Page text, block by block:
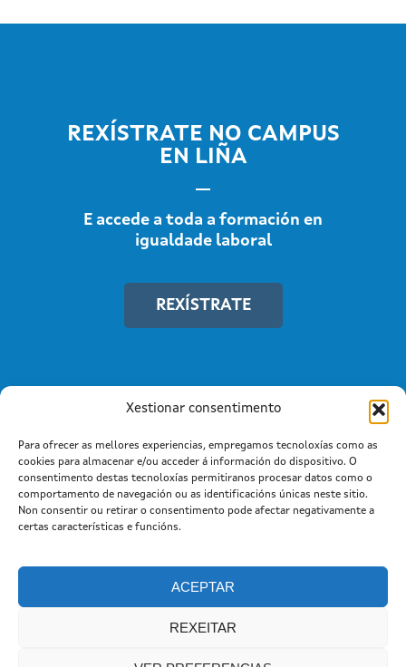
Xestionar consentimento
Para ofrecer as mellores experiencias, empregamos tecnoloxías como as
cookies para almacenar e/ou acceder á información do dispositivo. O
consentimento destas tecnoloxías permitiranos procesar datos como o
comportamento de navegación ou as identificacións únicas neste sitio.
Non consentir ou retirar o consentimento pode afectar negativamente a
certas características e funcións.
ACEPTAR
REXEITAR
REXÍSTRATE NO CAMPUS
EN LIÑA
E accede a toda a formación en
igualdade laboral
REXÍSTRATE
Información mantida e publicada na Internet pola Xunta de
Galicia